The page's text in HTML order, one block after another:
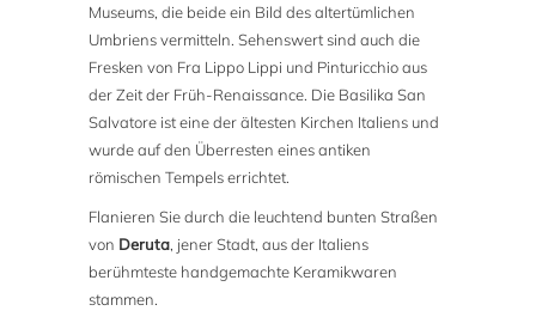
Museums, die beide ein Bild des altertümlichen
Umbriens vermitteln. Sehenswert sind auch die
Fresken von Fra Lippo Lippi und Pinturicchio aus
der Zeit der Früh-Renaissance. Die Basilika San
Salvatore ist eine der ältesten Kirchen Italiens und
wurde auf den Überresten eines antiken
römischen Tempels errichtet.
Flanieren Sie durch die leuchtend bunten Straßen
von Deruta, jener Stadt, aus der Italiens
berühmteste handgemachte Keramikwaren
stammen.